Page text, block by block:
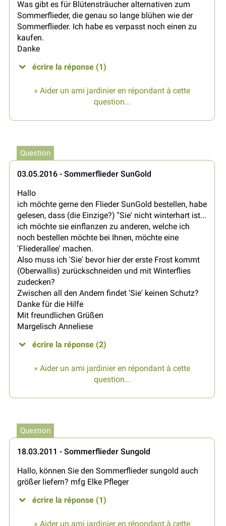
Was gibt es für Blütensträucher alternativen zum
Sommerflieder, die genau so lange blühen wie der
Sommerflieder. Ich habe es verpasst noch einen zu
kaufen.
Danke
écrire la réponse (1)
» Aider un ami jardinier en répondant à cette
question...
Question
03.05.2016 - Sommerflieder SunGold
Hallo
ich möchte gerne den Flieder SunGold bestellen, habe
gelesen, dass (die Einzige?) ''Sie' nicht winterhart ist...
ich möchte sie einflanzen zu anderen, welche ich
noch bestellen möchte bei Ihnen, möchte eine
'Fliederallee' machen.
Also muss ich 'Sie' bevor hier der erste Frost kommt
(Oberwallis) zurückschneiden und mit Winterflies
zudecken?
Zwischen all den Andern findet 'Sie' keinen Schutz?
Danke für die Hilfe
Mit freundlichen Grüßen
Margelisch Anneliese
écrire la réponse (2)
» Aider un ami jardinier en répondant à cette
question...
Question
18.03.2011 - Sommerflieder Sungold
Hallo, können Sie den Sommerflieder sungold auch
größer liefern? mfg Elke Pfleger
écrire la réponse (1)
» Aider un ami jardinier en répondant à cette